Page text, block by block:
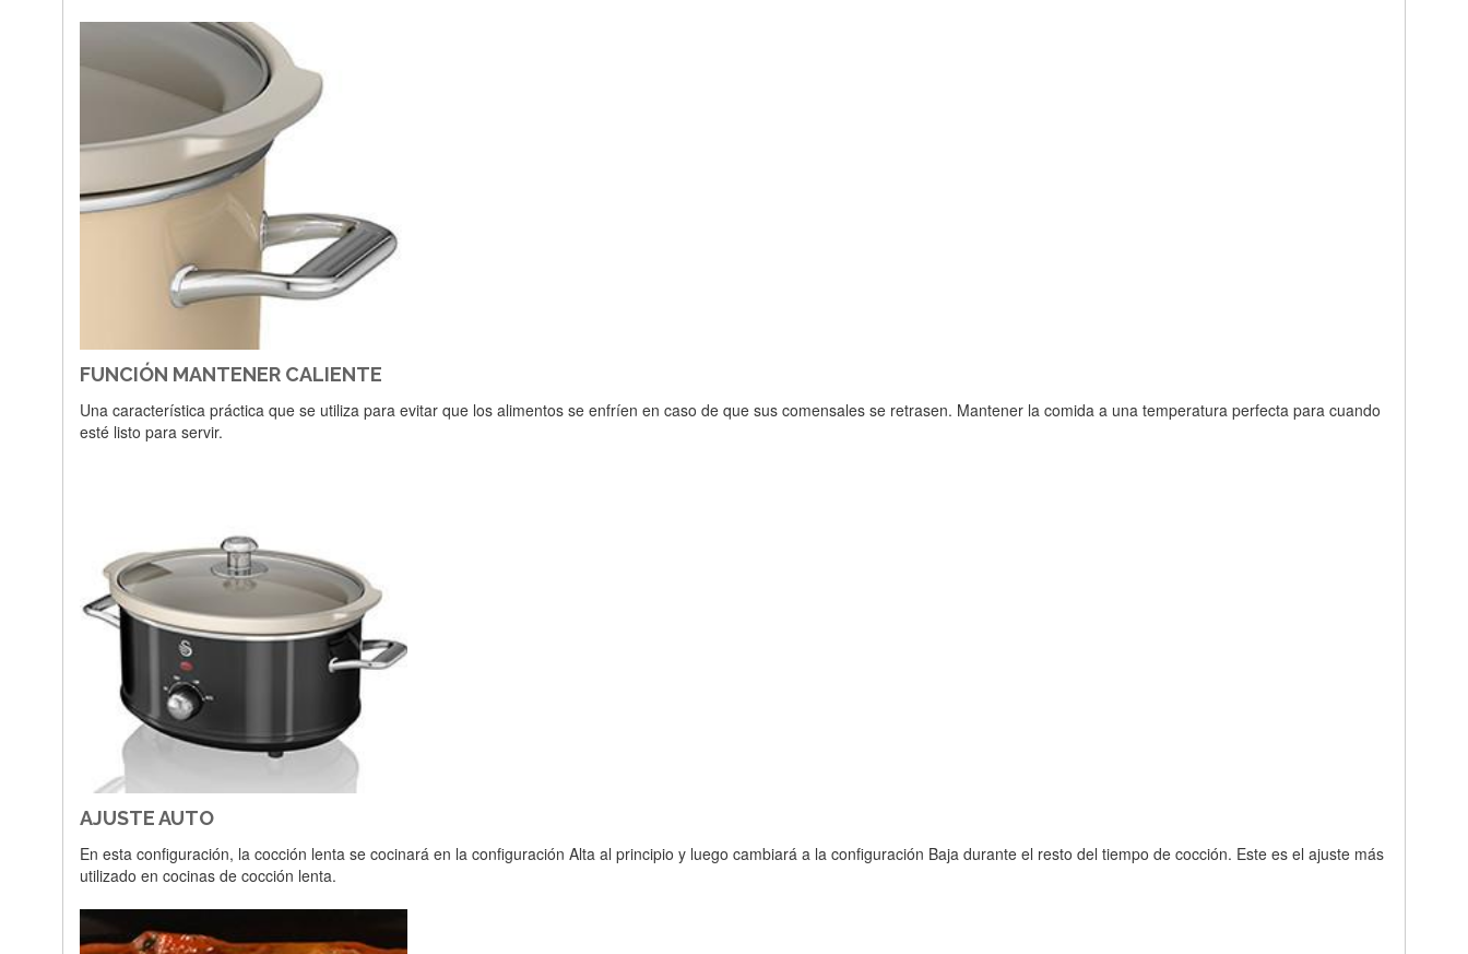
FUNCIÓN MANTENER CALIENTE
Una característica práctica que se utiliza para evitar que los alimentos se enfríen en caso de que sus comensales se retrasen. Mantener la comida a una temperatura perfecta para cuando
esté listo para servir.
AJUSTE AUTO
En esta configuración, la cocción lenta se cocinará en la configuración Alta al principio y luego cambiará a la configuración Baja durante el resto del tiempo de cocción. Este es el ajuste más
utilizado en cocinas de cocción lenta.